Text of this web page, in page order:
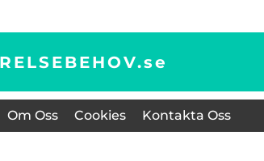
se
Om Oss Cookies Kontakta Oss